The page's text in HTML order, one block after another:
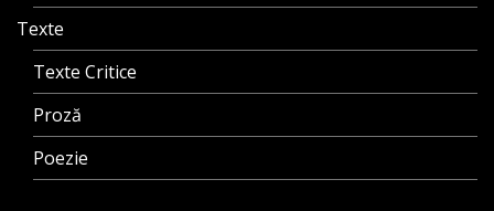
Texte
Texte Critice
Proză
Poezie